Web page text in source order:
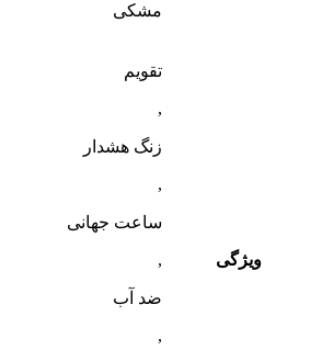
مشکی
ویژگی
تقویم
,
زنگ هشدار
,
ساعت جهانی
,
ضد آب
,